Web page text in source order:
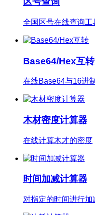
全国区号在线查询工
Base64/Hex互转
在线Base64与16进
木材密度计算器
在线计算木才的密度
时间加减计算器
对指定的时间进行加